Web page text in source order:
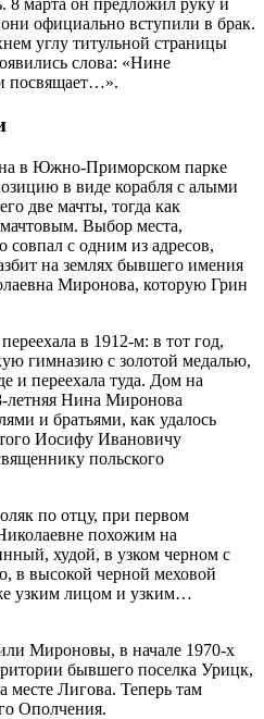
8 марта он предложил руку и
официально вступили в брак.
углу титульной страницы
слова: «Нине
посвящает…».
в Южно-Приморском парке
в виде корабля с алыми
две мачты, тогда как
Выбор места,
с одним из адресов,
на землях бывшего имения
Миронова, которую Грин
в 1912‑м: в тот год,
гимназию с золотой медалью,
и переехала туда. Дом на
Нина Миронова
и братьями, как удалось
Иосифу Ивановичу
польского
по отцу, при первом
похожим на
худой, в узком черном с
в высокой черной меховой
узким лицом и узким…
Мироновы, в начале 1970‑х
бывшего поселка Урицк,
месте Лигова. Теперь там
Ополчения.